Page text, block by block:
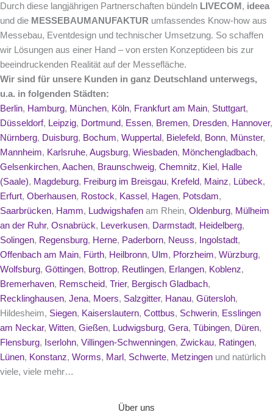
Durch diese langjährigen Partnerschaften bündeln LIVECOM , ideea
und die MESSEBAUMANUFAKTUR umfassendes Know-how aus
Messebau, Eventdesign und technischer Umsetzung. So schaffen
wir Lösungen aus einer Hand – von ersten Konzeptideen bis zur
beeindruckenden Realität auf der Messefläche.
Wir sind für unsere Kunden in ganz Deutschland unterwegs,
u.a. in folgenden Städten:
Berlin, Hamburg, München, Köln, Frankfurt am Main, Stuttgart,
Düsseldorf, Leipzig, Dortmund, Essen, Bremen, Dresden, Hannover,
Nürnberg, Duisburg, Bochum, Wuppertal , Bielefeld, Bonn, Münster,
Mannheim, Karlsruhe, Augsburg, Wiesbaden, Mönchengladbach,
Gelsenkirchen, Aachen, Braunschweig, Chemnitz, Kiel , Halle
(Saale), Magdeburg, Freiburg im Breisgau, Krefeld, Mainz, Lübeck,
Erfurt, Oberhausen, Rostock, Kassel , Hagen, Potsdam,
Saarbrücken, Hamm, Ludwigshafen am Rhein, Oldenburg, Mülheim
an der Ruhr, Osnabrück, Leverkusen, Darmstadt, Heidelberg,
Solingen, Regensburg, Herne, Paderborn, Neuss, Ingolstadt,
Offenbach am Main, Fürth, Heilbronn, Ulm, Pforzheim, Würzburg,
Wolfsburg, Göttingen, Bottrop, Reutlingen, Erlangen, Koblenz,
Bremerhaven, Remscheid, Trier, Bergisch Gladbach,
Recklinghausen, Jena, Moers, Salzgitter, Hanau, Gütersloh,
Hildesheim, Siegen, Kaiserslautern, Cottbus, Schwerin, Esslingen
am Neckar, Witten, Gießen, Ludwigsburg, Gera, Tübingen, Düren,
Flensburg, Iserlohn, Villingen-Schwenningen, Zwickau, Ratingen,
Lünen, Konstanz, Worms, Marl , Schwerte, Metzingen und natürlich
viele, viele mehr…
Über uns